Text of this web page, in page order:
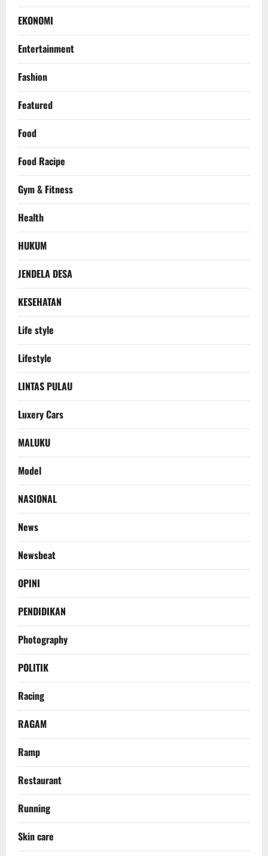
EKONOMI
Entertainment
Fashion
Featured
Food
Food Racipe
Gym & Fitness
Health
HUKUM
JENDELA DESA
KESEHATAN
Life style
Lifestyle
LINTAS PULAU
Luxery Cars
MALUKU
Model
NASIONAL
News
Newsbeat
OPINI
PENDIDIKAN
Photography
POLITIK
Racing
RAGAM
Ramp
Restaurant
Running
Skin care